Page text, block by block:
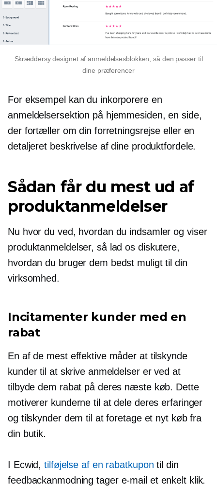
Skræddersy designet af anmeldelsesblokken, så den passer til
dine præferencer
For eksempel kan du inkorporere en
anmeldelsersektion på hjemmesiden, en side,
der fortæller om din forretningsrejse eller en
detaljeret beskrivelse af dine produktfordele.
Sådan får du mest ud af
produktanmeldelser
Nu hvor du ved, hvordan du indsamler og viser
produktanmeldelser, så lad os diskutere,
hvordan du bruger dem bedst muligt til din
virksomhed.
Incitamenter kunder med en
rabat
En af de mest effektive måder at tilskynde
kunder til at skrive anmeldelser er ved at
tilbyde dem rabat på deres næste køb. Dette
motiverer kunderne til at dele deres erfaringer
og tilskynder dem til at foretage et nyt køb fra
din butik.
I Ecwid,tilføjelse af en rabatkupon til din
feedbackanmodning tager e-mail et enkelt klik.